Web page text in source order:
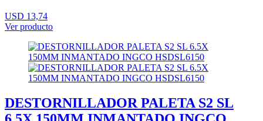
USD 13,74
Ver producto
DESTORNILLADOR PALETA S2 SL